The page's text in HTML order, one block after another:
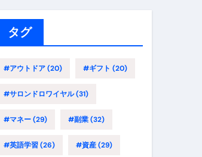
タグ
#アウトドア(20) #ギフト (20)
#サロンドロワイヤル(31)
#マネー(29) #副業(32)
#英語学習(26) #資産(29)